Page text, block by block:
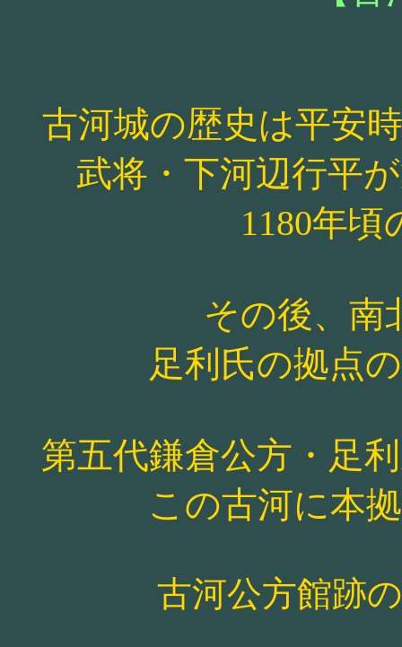
古河城の歴史は平安
武将・下河辺行平
1180年
その後、南
足利氏の拠点
第五代鎌倉公方・足
この古河に本
古河公方館跡